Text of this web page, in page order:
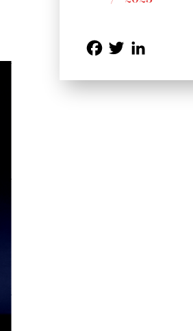
Facebook
Twitter